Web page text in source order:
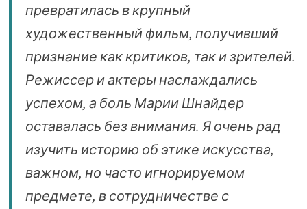
превратилась в крупный
художественный фильм, получивший
признание как критиков, так и зрителей.
Режиссер и актеры наслаждались
успехом, а боль Марии Шнайдер
оставалась без внимания. Я очень рад
изучить историю об этике искусства,
важном, но часто игнорируемом
предмете, в сотрудничестве с